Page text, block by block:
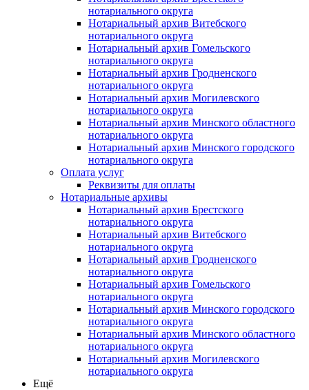
нотариального округа
Нотариальный архив Витебского
нотариального округа
Нотариальный архив Гомельского
нотариального округа
Нотариальный архив Гродненского
нотариального округа
Нотариальный архив Могилевского
нотариального округа
Нотариальный архив Минского областного
нотариального округа
Нотариальный архив Минского городского
нотариального округа
Оплата услуг
Реквизиты для оплаты
Нотариальные архивы
Нотариальный архив Брестского
нотариального округа
Нотариальный архив Витебского
нотариального округа
Нотариальный архив Гродненского
нотариального округа
Нотариальный архив Гомельского
нотариального округа
Нотариальный архив Минского городского
нотариального округа
Нотариальный архив Минского областного
нотариального округа
Нотариальный архив Могилевского
нотариального округа
Ещё